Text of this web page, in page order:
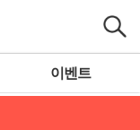
이벤트